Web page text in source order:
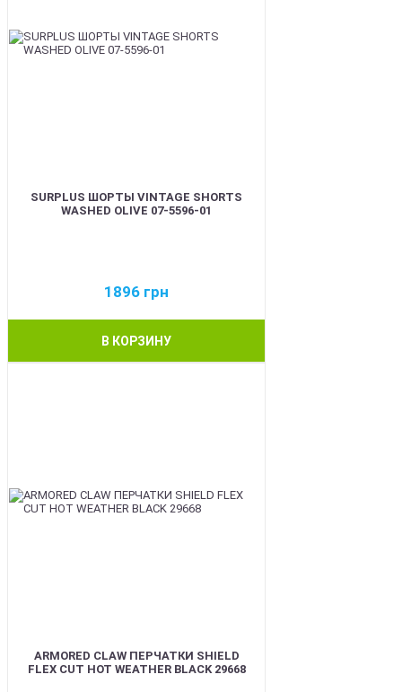
SURPLUS ШОРТЫ VINTAGE SHORTS
WASHED OLIVE 07-5596-01
1896 грн
В КОРЗИНУ
ARMORED CLAW ПЕРЧАТКИ SHIELD
FLEX CUT HOT WEATHER BLACK 29668